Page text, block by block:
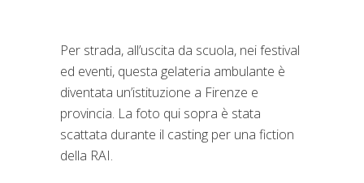
Per strada, all’uscita da scuola, nei festival
ed eventi, questa gelateria ambulante è
diventata un’istituzione a Firenze e
provincia. La foto qui sopra è stata
scattata durante il casting per una fiction
della RAI.